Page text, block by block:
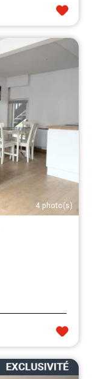
4 photo(s)